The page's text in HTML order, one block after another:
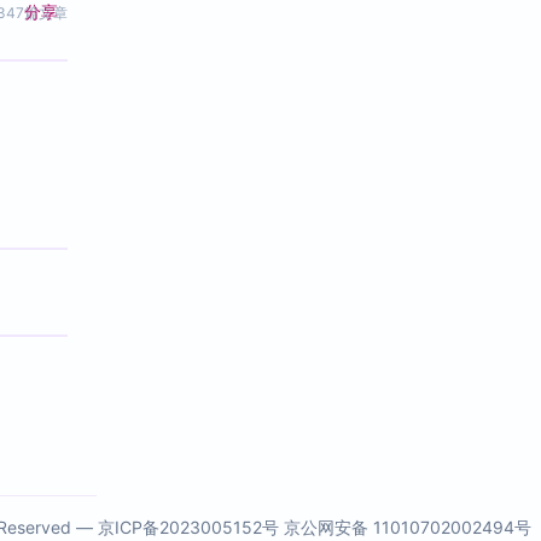
篇文章
分享
— 京ICP备2023005152号 京公网安备 11010702002494号